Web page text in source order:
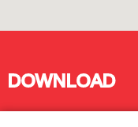
DOWNLOAD